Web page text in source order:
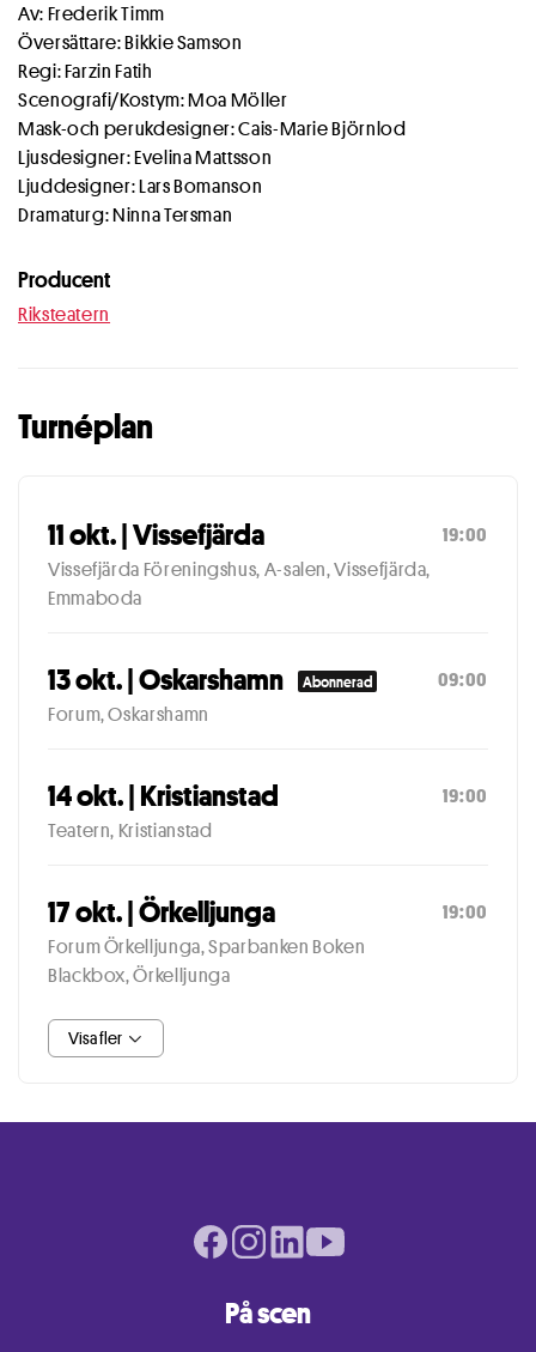
Av: Frederik Timm
Översättare: Bikkie Samson
Regi: Farzin Fatih
Scenografi/Kostym: Moa Möller
Mask-och perukdesigner: Cais-Marie Björnlod
Ljusdesigner: Evelina Mattsson
Ljuddesigner: Lars Bomanson
Dramaturg: Ninna Tersman
Producent
Riksteatern
Turnéplan
11 okt. | Vissefjärda
Vissefjärda Föreningshus, A-salen, Vissefjärda,
Emmaboda
19:00
13 okt. | Oskarshamn Abonnerad
Forum, Oskarshamn
09:00
14 okt. | Kristianstad
Teatern, Kristianstad
19:00
17 okt. | Örkelljunga
Forum Örkelljunga, Sparbanken Boken
Blackbox, Örkelljunga
19:00
Visa fler
På scen
Facebook page
Instagram page
LinkedIn pageYoutube page